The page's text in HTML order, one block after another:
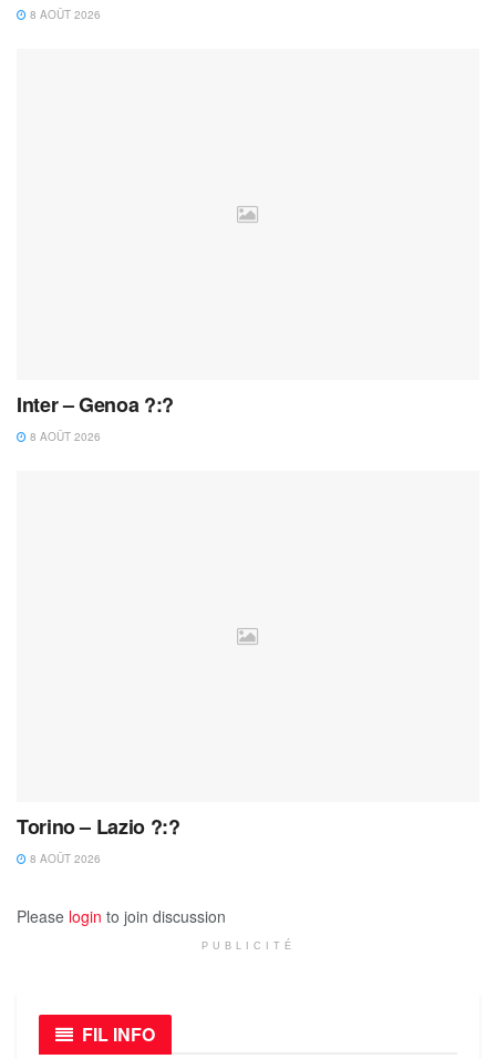
8 AOÛT 2026
Inter – Genoa ?:?
8 AOÛT 2026
Torino – Lazio ?:?
8 AOÛT 2026
Please login to join discussion
PUBLICITÉ
FIL INFO